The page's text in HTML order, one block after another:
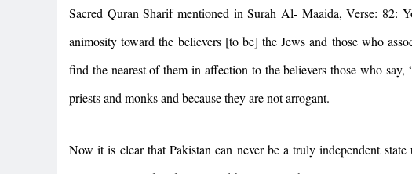
Sacred Quran Sharif mentioned in Surah Al- Maaida, Verse: 82:
animosity toward the believers [to be] the Jews and those who
find the nearest of them in affection to the believers those who say,
priests and monks and because they are not arrogant.
Now it is clear thatPakistan can never be a truly independent